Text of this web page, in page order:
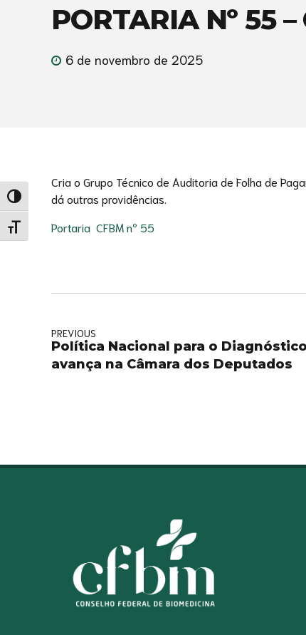
Alternar alto contraste
Alternar tamanho da fonte
PORTARIA Nº 55
6 de novembro de 2025
Cria o Grupo Técnico de Auditoria de Folha de
dá outras providências.
Portaria CFBM nº 55
PREVIOUS
Política Nacional para o
avança na Câmara dos Deputados